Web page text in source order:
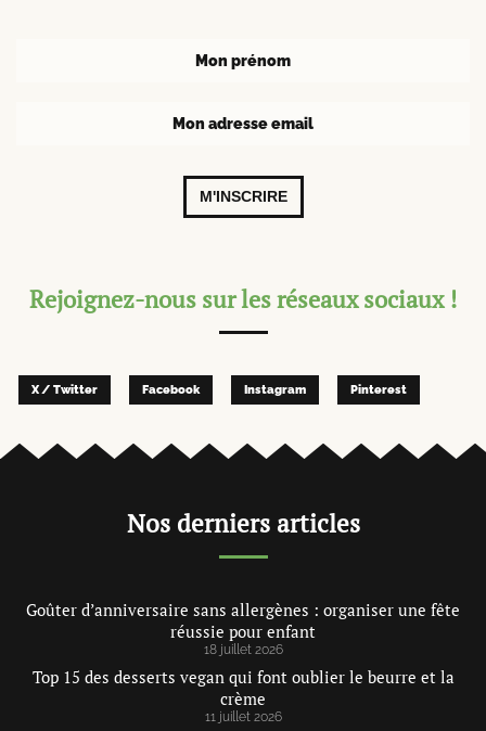
M'INSCRIRE
Rejoignez-nous sur les réseaux sociaux !
X / Twitter Facebook Instagram Pinterest
Nos derniers articles
Goûter d’anniversaire sans allergènes : organiser une fête
réussie pour enfant
18 juillet 2026
Top 15 des desserts vegan qui font oublier le beurre et la
crème
11 juillet 2026